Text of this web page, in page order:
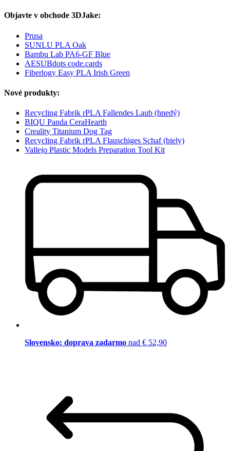
Objavte v obchode 3DJake:
Prusa
SUNLU PLA Oak
Bambu Lab PA6-GF Blue
AESUBdots code.cards
Fiberlogy Easy PLA Irish Green
Nové produkty:
Recycling Fabrik rPLA Fallendes Laub (hnedý)
BIQU Panda CeraHearth
Creality Titanium Dog Tag
Recycling Fabrik rPLA Flauschiges Schaf (biely)
Vallejo Plastic Models Preparation Tool Kit
Slovensko: doprava zadarmo nad € 52,90